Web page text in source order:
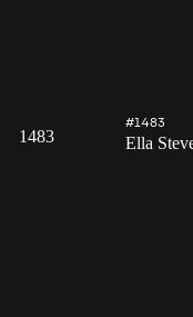
1483
#1483
Ella